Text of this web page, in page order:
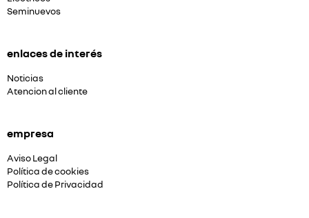
Seminuevos
enlaces de interés
Noticias
Atencion al cliente
empresa
Aviso Legal
Política de cookies
Política de Privacidad